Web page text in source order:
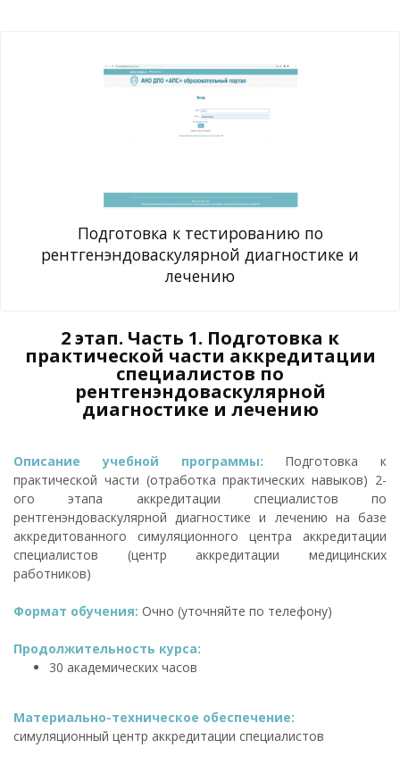
Подготовка к тестированию по
рентгенэндоваскулярной диагностике и
лечению
2 этап. Часть 1. Подготовка к
практической части аккредитации
специалистов по
рентгенэндоваскулярной
диагностике и лечению
Описание учебной программы: Подготовка к
практической части (отработка практических навыков) 2-
ого этапа аккредитации специалистов по
рентгенэндоваскулярной диагностике и лечению на базе
аккредитованного симуляционного центра аккредитации
специалистов (центр аккредитации медицинских
работников)
Формат обучения: Очно (уточняйте по телефону)
Продолжительность курса:
30 академических часов
Материально-техническое обеспечение:
симуляционный центр аккредитации специалистов